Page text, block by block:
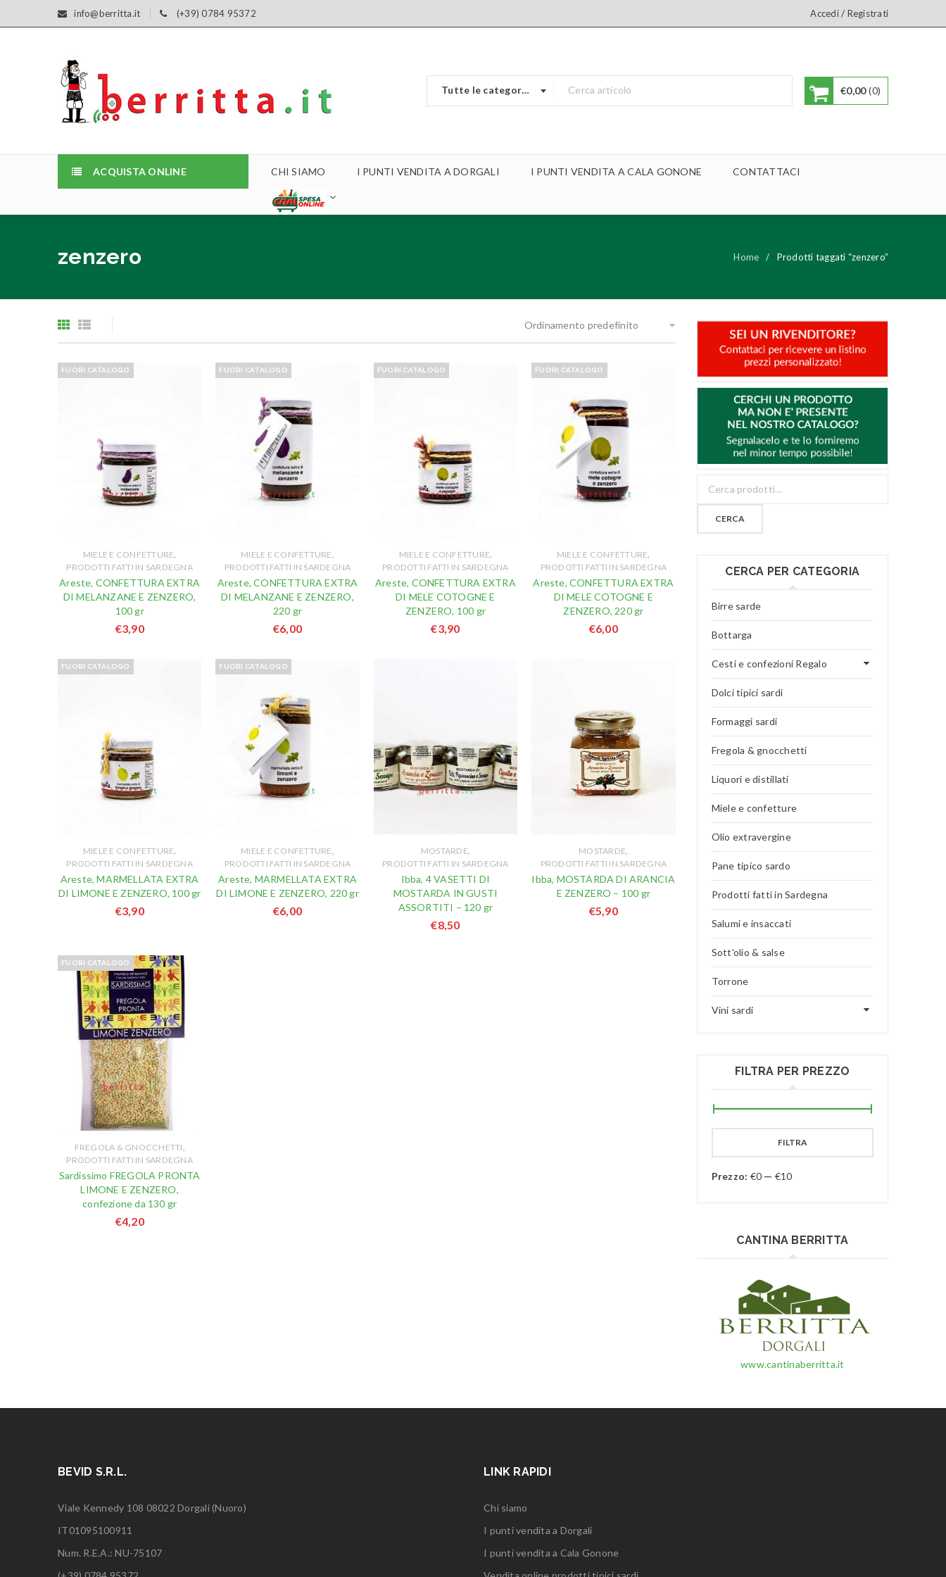
info@berritta.it (+39) 0784 95372 Accedi/ Registrati
Tutte le categorie €0,00 0
ACQUISTA ONLINE CHI SIAMO I PUNTI VENDITA A DORGALI I PUNTI VENDITA A CALA GONONE CONTATTACI
zenzero Home / Prodotti taggati “zenzero”
Ordinamento predefinito
FUORI CATALOGO
MIELE E CONFETTURE,
PRODOTTI FATTI IN SARDEGNA
Areste, CONFETTURA EXTRA
DI MELANZANE E ZENZERO,
100 gr
€3,90
FUORI CATALOGO
MIELE E CONFETTURE,
PRODOTTI FATTI IN SARDEGNA
Areste, CONFETTURA EXTRA
DI MELANZANE E ZENZERO,
220 gr
€6,00
FUORI CATALOGO
MIELE E CONFETTURE,
PRODOTTI FATTI IN SARDEGNA
Areste, CONFETTURA EXTRA
DI MELE COTOGNE E
ZENZERO, 100 gr
€3,90
FUORI CATALOGO
MIELE E CONFETTURE,
PRODOTTI FATTI IN SARDEGNA
Areste, CONFETTURA EXTRA
DI MELE COTOGNE E
ZENZERO, 220 gr
€6,00
FUORI CATALOGO
MIELE E CONFETTURE,
PRODOTTI FATTI IN SARDEGNA
Areste, MARMELLATA EXTRA
DI LIMONE E ZENZERO, 100 gr
€3,90
FUORI CATALOGO
MIELE E CONFETTURE,
PRODOTTI FATTI IN SARDEGNA
Areste, MARMELLATA EXTRA
DI LIMONE E ZENZERO, 220 gr
€6,00
MOSTARDE,
PRODOTTI FATTI IN SARDEGNA
Ibba, 4 VASETTI DI
MOSTARDA IN GUSTI
ASSORTITI – 120 gr
€8,50
MOSTARDE,
PRODOTTI FATTI IN SARDEGNA
Ibba, MOSTARDA DI ARANCIA
E ZENZERO – 100 gr
€5,90
FUORI CATALOGO
FREGOLA & GNOCCHETTI,
PRODOTTI FATTI IN SARDEGNA
Sardissimo FREGOLA PRONTA
LIMONE E ZENZERO,
confezione da 130 gr
€4,20
CERCA
CERCA PER CATEGORIA
Birre sarde
Bottarga
Cesti e confezioni Regalo
Dolci tipici sardi
Formaggi sardi
Fregola & gnocchetti
Liquori e distillati
Miele e confetture
Olio extravergine
Pane tipico sardo
Prodotti fatti in Sardegna
Salumi e insaccati
Sott'olio & salse
Torrone
Vini sardi
FILTRA PER PREZZO
FILTRA
Prezzo: €0 — €10
CANTINA BERRITTA
www.cantinaberritta.it
BEVID S.R.L.
Viale Kennedy 108 08022 Dorgali (Nuoro)
IT01095100911
Num. R.E.A.: NU-75107
LINK RAPIDI
Chi siamo
I punti vendita a Dorgali
I punti vendita a Cala Gonone